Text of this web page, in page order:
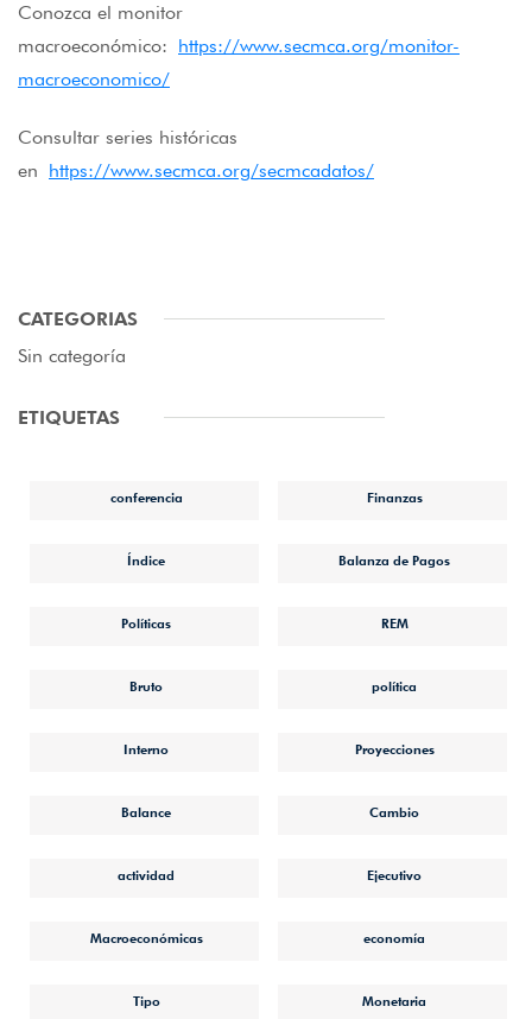
Conozca el monitor
macroeconómico: https://www.secmca.org/monitor-
macroeconomico/
Consultar series históricas
en https://www.secmca.org/secmcadatos/
CATEGORIAS
Sin categoría
ETIQUETAS
conferencia Finanzas
Índice Balanza de Pagos
Políticas REM
Bruto política
Interno Proyecciones
Balance Cambio
actividad Ejecutivo
Macroeconómicas economía
Tipo Monetaria